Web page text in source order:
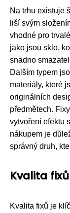
Na trhu existuje
liší svým
vhodné pro
jako jsou sklo,
snadno
Dalším typem
materiály, které
originálních
předmětech.
vytvoření efektu
nákupem je
správný druh,
Kvalita
Kvalita fixů je